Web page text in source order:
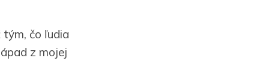
tým, čo ľudia
z mojej